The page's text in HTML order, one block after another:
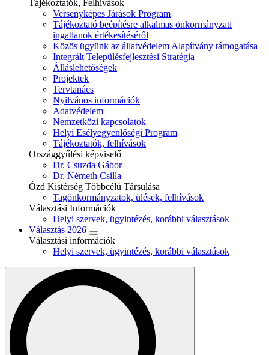
Tájékoztatók, Felhívások
Versenyképes Járások Program
Tájékoztató beépítésre alkalmas önkormányzati
ingatlanok értékesítéséről
Közös ügyünk az állatvédelem Alapítvány támogatása
Integrált Településfejlesztési Stratégia
Álláslehetőségek
Projektek
Tervtanács
Nyilvános információk
Adatvédelem
Nemzetközi kapcsolatok
Helyi Esélyegyenlőségi Program
Tájékoztatók, felhívások
Országgyűlési képviselő
Dr. Csuzda Gábor
Dr. Németh Csilla
Ózd Kistérség Többcélú Társulása
Tagönkormányzatok, ülések, felhívások
Választási Információk
Helyi szervek, ügyintézés, korábbi választások
Választás 2026
Választási információk
Helyi szervek, ügyintézés, korábbi választások